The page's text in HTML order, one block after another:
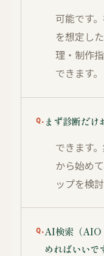
可能です
を想定し
理・制作
できます。
まず診断だけ
できます
から始め
ップを検
AI検索（AIO
めればいいで